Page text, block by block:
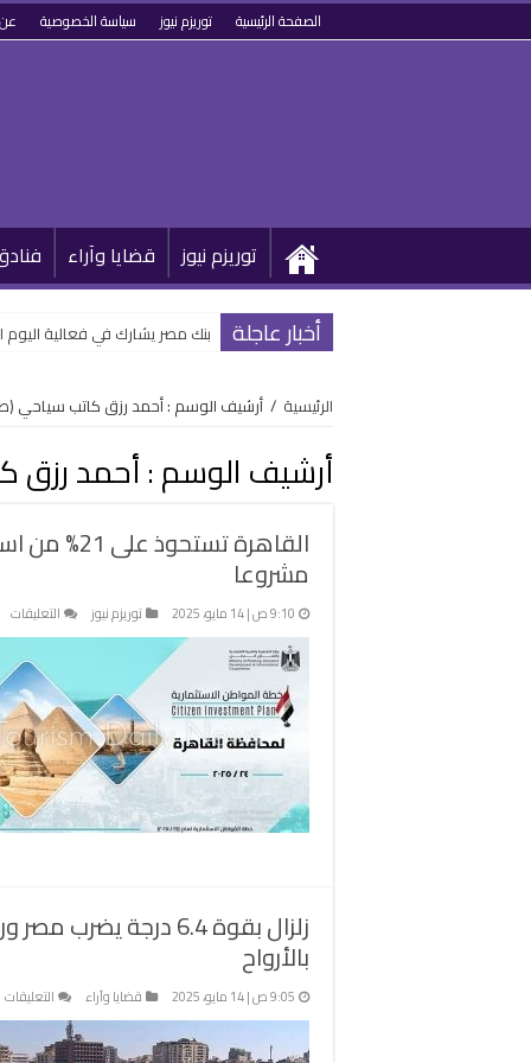
الصفحة الرئيسية توريزم نيوز سياسة الخصوصية
توريزم نيوز قضايا وآراء
أخبار عاجلة بنك مصر يشارك في فعالية
الرئيسية / أرشيف الوسم : أحمد رزق كاتب سياحي
أرشيف الوسم :أحمد رزق
مشروعا
9:10 ص | 14 مايو، 2025 توريزم نيوز التعليقات
زلزال بقوة 6.4
بالأرواح
9:05 ص | 14 مايو، 2025 قضايا وآراء التعليقات